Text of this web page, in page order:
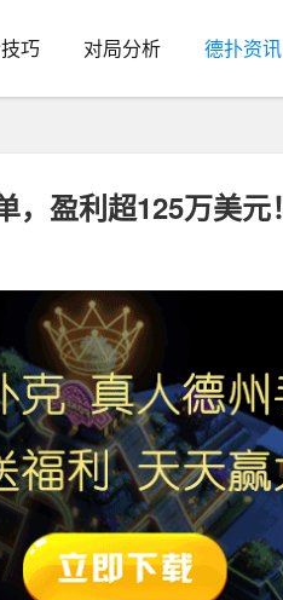
巧 对局分析 德扑资讯
盈利超125万美元！